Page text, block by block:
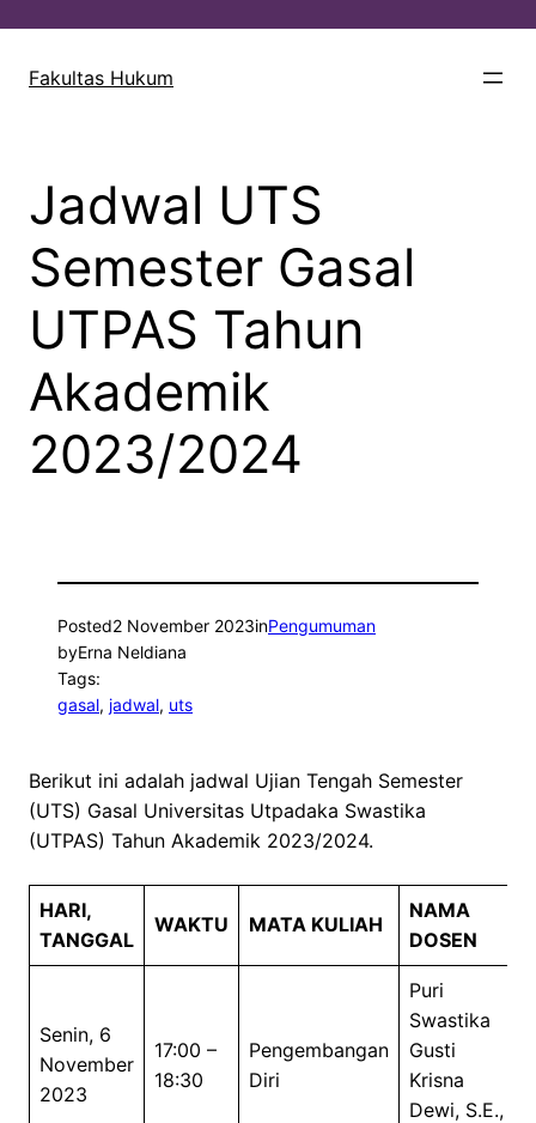
Fakultas Hukum
Jadwal UTS
Semester Gasal
UTPAS Tahun
Akademik
2023/2024
Posted2 November 2023inPengumuman
byErna Neldiana
Tags:
gasal, jadwal, uts
Berikut ini adalah jadwal Ujian Tengah Semester
(UTS) Gasal Universitas Utpadaka Swastika
(UTPAS) Tahun Akademik 2023/2024.
HARI,
TANGGAL
WAKTU MATA KULIAH
NAMA
DOSEN
Senin, 6
November
2023
17:00 –
18:30
Pengembangan
Diri
Puri
Swastika
Gusti
Krisna
Dewi, S.E.,